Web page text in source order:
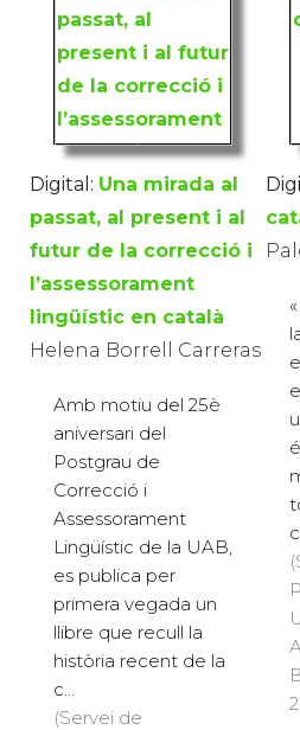
Digital: Una mirada al
passat, al present i al
futur de la correcció i
l’assessorament
lingüístic en català
Helena Borrell Carreras
Amb motiu del 25è
aniversari del
Postgrau de
Correcció i
Assessorament
Lingüístic de la UAB,
es publica per
primera vegada un
llibre que recull la
història recent de la
c...
(Servei de